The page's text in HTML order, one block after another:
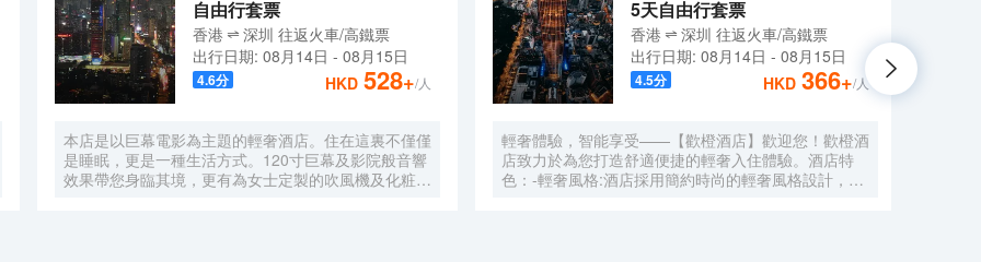
自由行套票
香港 深圳 往返火車/高鐵票
出行日期: 08月14日 - 08月15日
4.6分 HKD 528+/人
本店是以巨幕電影為主題的輕奢酒店。住在這裏不僅僅
是睡眠，更是一種生活方式。120寸巨幕及影院般音響
效果帶您身臨其境，更有為女士定製的吹風機及化粧
5天自由行套票
香港 深圳 往返火車/高鐵票
出行日期: 08月14日 - 08月15日
4.5分 HKD 366+/人
輕奢體驗，智能享受——【歡橙酒店】歡迎您！歡橙酒
店致力於為您打造舒適便捷的輕奢入住體驗。酒店特
色：-輕奢風格:酒店採用簡約時尚的輕奢風格設計，注